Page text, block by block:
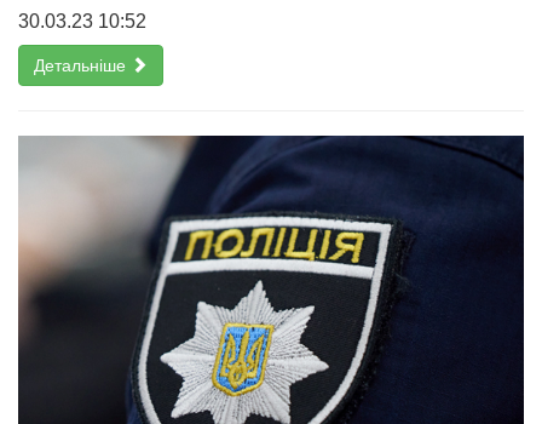
30.03.23 10:52
Детальніше